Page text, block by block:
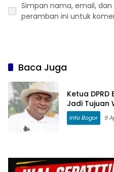
Simpan nama, email,
peramban ini untuk
Baca Juga
Ketua
Jadi Tujuan
Info Bogor 9